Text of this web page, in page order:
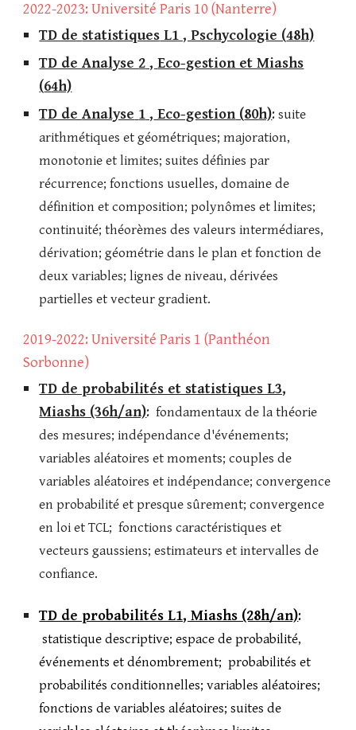
2022-2023: Université Paris 10(Nanterre)
TD de statistiques L1 , Pschycologie (48h)
TD de Analyse2 ,Eco-gestion et Miashs
(64h)
TD deAnalyse 1 , Eco-gestion(80h):suite
arithmétiques et géométriques; majoration,
monotonie et limites; suites définies par
récurrence; fonctions usuelles, domaine de
définition et composition; polynômes et limites;
continuité; théorèmes des valeurs intermédiares,
dérivation; géométrie dans le plan et fonction de
deux variables; lignes de niveau, dérivées
partielles et vecteur gradient.
2019-2022: Université Paris 1 (Panthéon
Sorbonne)
TD de probabilités et statistiques L3,
Miashs (36h/an): fondamentaux de la théorie
des mesures; indépendance d'événements;
variables aléatoires et moments; couples de
variables aléatoires et indépendance; convergence
en probabilité et presque sûrement; convergence
en loi et TCL; fonctions caractéristiques et
vecteurs gaussiens; estimateurs et intervalles de
confiance.
TD de probabilités L1, Miashs (28h/an):
statistique descriptive; espace de probabilité,
événements et dénombrement; probabilités et
probabilités conditionnelles; variables aléatoires;
fonctions de variables aléatoires; suites de